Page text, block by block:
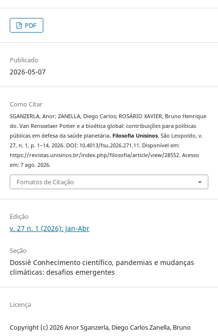
PDF
Publicado
2026-05-07
Como Citar
SGANZERLA, Anor; ZANELLA, Diego Carlos; ROSÁRIO XAVIER, Bruno Henrique
do. Van Rensselaer Potter e a bioética global: contribuições para políticas
públicas em defesa da saúde planetária. Filosofia Unisinos, São Leopoldo, v.
27, n. 1, p. 1–14, 2026. DOI: 10.4013/fsu.2026.271.11. Disponível em:
https://revistas.unisinos.br/index.php/filosofia/article/view/28552. Acesso
em: 7 ago. 2026.
Fomatos de Citação
Edição
v. 27 n. 1 (2026): Jan-Abr
Seção
Dossiê Conhecimento científico, pandemias e mudanças
climáticas: desafios emergentes
Licença
Copyright (c) 2026 Anor Sganzerla, Diego Carlos Zanella, Bruno